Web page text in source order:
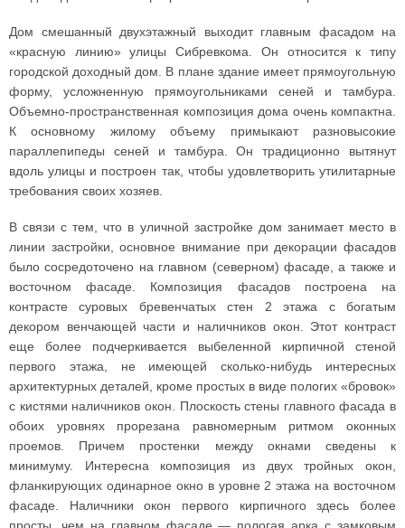
Дом смешанный двухэтажный выходит главным фасадом на
«красную линию» улицы Сибревкома. Он относится к типу
городской доходный дом. В плане здание имеет прямоугольную
форму, усложненную прямоугольниками сеней и тамбура.
Объемно-пространственная композиция дома очень компактна.
К основному жилому объему примыкают разновысокие
параллепипеды сеней и тамбура. Он традиционно вытянут
вдоль улицы и построен так, чтобы удовлетворить утилитарные
требования своих хозяев.
В связи с тем, что в уличной застройке дом занимает место в
линии застройки, основное внимание при декорации фасадов
было сосредоточено на главном (северном) фасаде, а также и
восточном фасаде. Композиция фасадов построена на
контрасте суровых бревенчатых стен 2 этажа с богатым
декором венчающей части и наличников окон. Этот контраст
еще более подчеркивается выбеленной кирпичной стеной
первого этажа, не имеющей сколько-нибудь интересных
архитектурных деталей, кроме простых в виде пологих «бровок»
с кистями наличников окон. Плоскость стены главного фасада в
обоих уровнях прорезана равномерным ритмом оконных
проемов. Причем простенки между окнами сведены к
минимуму. Интересна композиция из двух тройных окон,
фланкирующих одинарное окно в уровне 2 этажа на восточном
фасаде. Наличники окон первого кирпичного здесь более